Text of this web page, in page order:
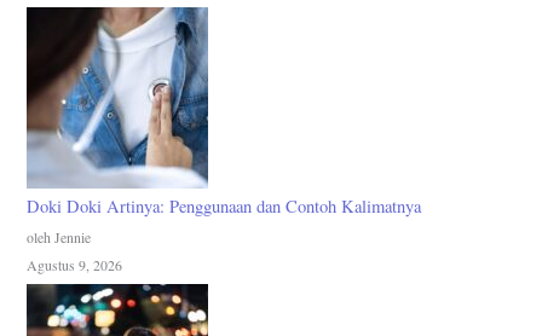
Doki Doki Artinya: Penggunaan dan Contoh Kalimatnya
oleh Jennie
Agustus 9, 2026